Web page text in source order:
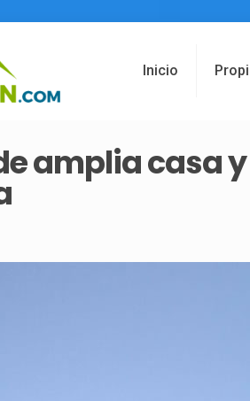
Inicio
amplia casa